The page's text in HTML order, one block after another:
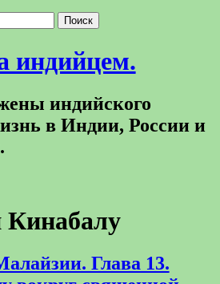
индийцем.
индийского
в Индии, России и
Кинабалу
Глава 13.